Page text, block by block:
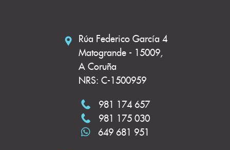
Rúa Federico García 4
Matogrande - 15009,
A Coruña
NRS: C-1500959
981 174 657
981 175 030
649 681 951